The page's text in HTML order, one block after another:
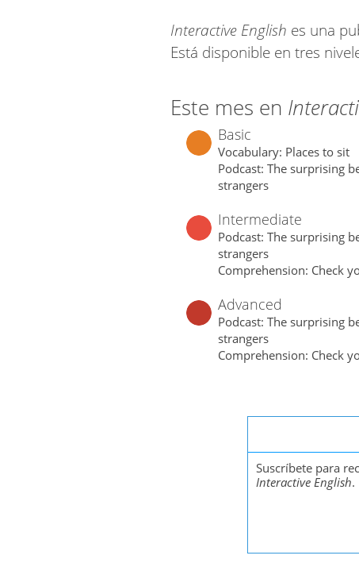
Interactive English es una
Está disponible en tres
Este mes en
Basic
Vocabulary: Places to sit
Podcast: The surprising
strangers
Intermediate
Podcast: The surprising
strangers
Comprehension: Check
Advanced
Podcast: The surprising
strangers
Comprehension: Check
Suscríbete para
Interactive English.